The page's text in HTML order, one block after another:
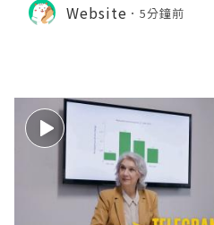
Website 5分鐘前